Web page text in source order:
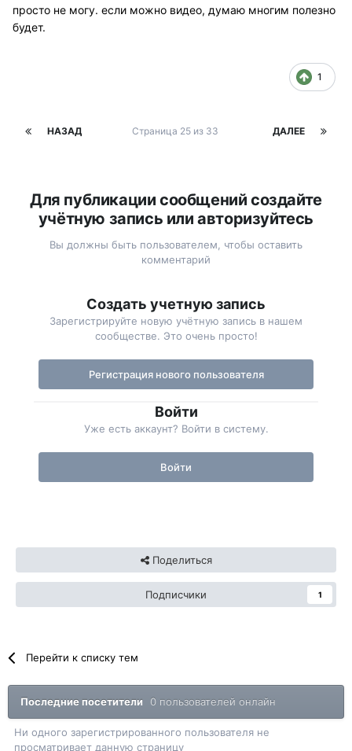
просто не могу. если можно видео, думаю многим полезно
будет.
1
НАЗАД ДАЛЕЕ
Страница 25 из 33
Для публикации сообщений создайте
учётную запись или авторизуйтесь
Вы должны быть пользователем, чтобы оставить
комментарий
Создать учетную запись
Зарегистрируйте новую учётную запись в нашем
сообществе. Это очень просто!
Регистрация нового пользователя
Войти
Уже есть аккаунт? Войти в систему.
Войти
Поделиться
Подписчики 1
Перейти к списку тем
Последние посетители 0 пользователей онлайн
Ни одного зарегистрированного пользователя не
просматривает данную страницу